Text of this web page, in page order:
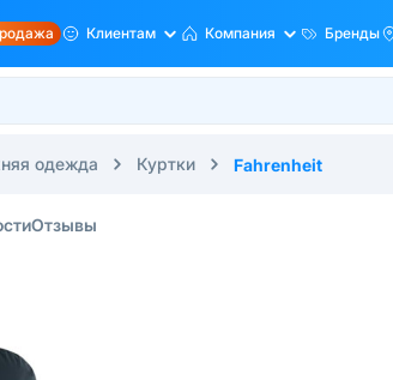
Клиентам Компания Бренды
одежда Куртки Fahrenheit
Отзывы